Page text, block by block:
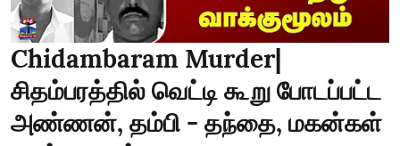
Chidambaram Murder|
சிதம்பரத்தில் வெட்டி கூறு போடப்பட்ட
அண்ணன், தம்பி - தந்தை, மகன்கள்